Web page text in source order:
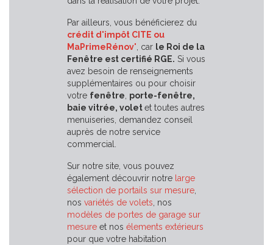
Par ailleurs, vous bénéficierez du
crédit d'impôt CITE ou
MaPrimeRénov' , car le Roi de la
Fenêtre est certifié RGE. Si vous
avez besoin de renseignements
supplémentaires ou pour choisir
votre fenêtre porte-fenêtre,
baie vitrée, voletet toutes autres
menuiseries, demandez conseil
auprès de notre service
commercial.
Sur notre site, vous pouvez
également découvrir notre large
sélection de portails sur mesure
nos variétés de volets , nos
modèles de portes de garage sur
mesure et nos élements extérieurs
pour que votre habitation